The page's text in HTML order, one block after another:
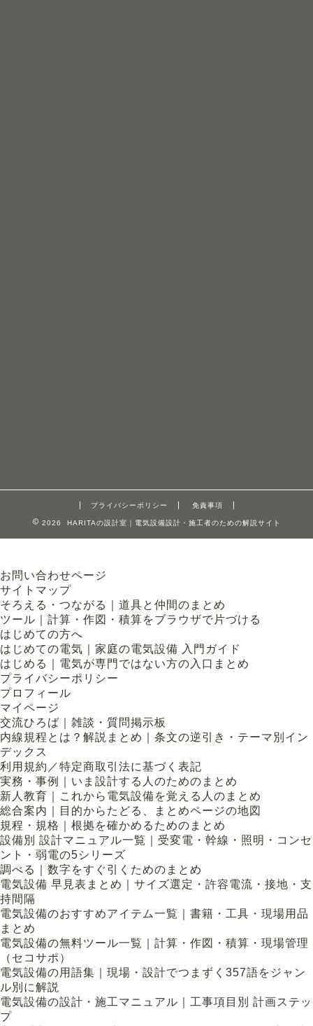
プライバシーポリシー 免責事項
2026 HARITAの設計室｜電気設備設計・施工者のための解説サイト
お問い合わせページ
サイトマップ
そろえる・つながる｜道具と仲間のまとめ
ツール｜計算・作図・積算をブラウザで片づける
はじめての方へ
はじめての電気｜家庭の電気設備 入門ガイド
はじめる｜電気が専門ではない方の入口まとめ
プライバシーポリシー
プロフィール
マイページ
交流ひろば｜雑談・質問掲示板
内線規程とは？解説まとめ｜条文の逆引き・テーマ別イン
デックス
利用規約／特定商取引法に基づく表記
実務・事例｜いま設計する人のためのまとめ
新人教育｜これから電気設備を覚える人のまとめ
総合案内｜目的からたどる、まとめページの地図
規程・規格｜根拠を確かめるためのまとめ
設備別 設計マニュアル一覧｜受変電・幹線・照明・コンセ
ント・弱電の5シリーズ
調べる｜数字をすぐ引くためのまとめ
電気設備 早見表まとめ｜サイズ選定・許容電流・接地・支
持間隔
電気設備のおすすめアイテム一覧｜書籍・工具・現場用品
まとめ
電気設備の無料ツール一覧｜計算・作図・積算・現場管理
（セコサポ）
電気設備の用語集｜現場・設計でつまずく357語をジャン
ル別に解説
電気設備の設計・施工マニュアル｜工事項目別 計画ステッ
プ